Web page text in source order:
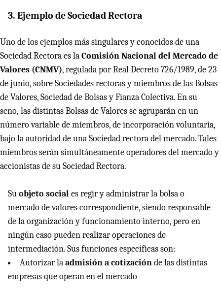
3. Ejemplo de Sociedad Rectora
Uno de los ejemplos más singulares y conocidos de una
Sociedad Rectora es laComisión Nacional del Mercado de
Valores (CNMV), regulada por Real Decreto 726/1989, de 23
de junio, sobre Sociedades rectoras y miembros de las Bolsas
de Valores, Sociedad de Bolsas y Fianza Colectiva. En su
seno, las distintas Bolsas de Valores se agruparán en un
número variable de miembros, de incorporación voluntaria,
bajo la autoridad de una Sociedad rectora del mercado. Tales
miembros serán simultáneamente operadores del mercado y
accionistas de su Sociedad Rectora.
Suobjeto sociales regir y administrar la bolsa o
mercado de valores correspondiente, siendo responsable
de la organización y funcionamiento interno, pero en
ningún caso pueden realizar operaciones de
intermediación. Sus funciones específicas son:
Autorizar laadmisión a cotizaciónde las distintas
empresas que operan en el mercado